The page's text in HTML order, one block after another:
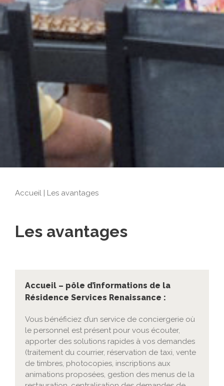
Accueil | Les avantages
Les avantages
Accueil – pôle d’informations de la
Résidence Services Renaissance :
Vous bénéficiez d’un service de conciergerie où
le personnel est présent pour vous écouter,
apporter des solutions rapides à vos demandes
(traitement du courrier, réservation de taxi, vente
de timbres, photocopies, inscriptions aux
animations proposées, gestion des menus de la